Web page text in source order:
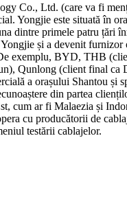
Co., Ltd. (care va fi
Yongjie este situată în
dintre primele patru țări
și a devenit furnizor
exemplu, BYD, THB
Qunlong (client final ca
a orașului Shantou și
din partea
cum ar fi Malaezia și
cu producătorii de
testării cablajelor.